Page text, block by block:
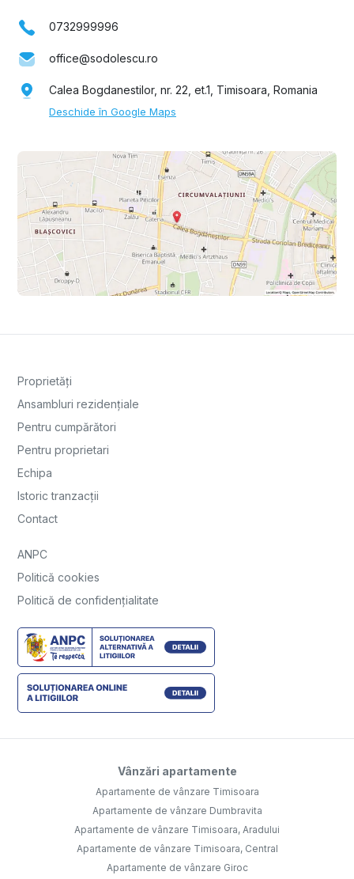
0732999996
office@sodolescu.ro
Calea Bogdanestilor, nr. 22, et.1, Timisoara, Romania
Deschide în Google Maps
Proprietăți
Ansambluri rezidențiale
Pentru cumpărători
Pentru proprietari
Echipa
Istoric tranzacții
Contact
ANPC
Politică cookies
Politică de confidențialitate
Vânzări apartamente
Apartamente de vânzare Timisoara
Apartamente de vânzare Dumbravita
Apartamente de vânzare Timisoara, Aradului
Apartamente de vânzare Timisoara, Central
Apartamente de vânzare Giroc